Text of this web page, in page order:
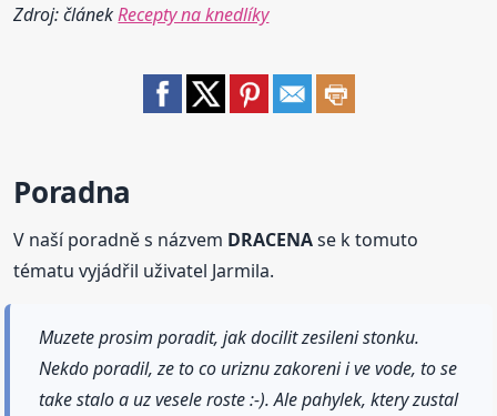
Zdroj: článekRecepty na knedlíky
Poradna
V naší poradně s názvem DRACENAse k tomuto
tématu vyjádřil uživatel Jarmila.
Muzete prosim poradit, jak docilit zesileni stonku.
Nekdo poradil, ze to co uriznu zakoreni i ve vode, to se
take stalo a uz vesele roste :-). Ale pahylek, ktery zustal